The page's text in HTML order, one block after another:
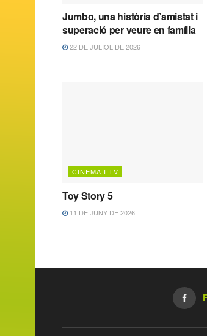
Jumbo, una història d’amistat i
superació per veure en família
22 DE JULIOL DE 2026
CINEMA I TV
Toy Story 5
11 DE JUNY DE 2026